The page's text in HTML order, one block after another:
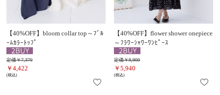
【40%OFF】bloom collar top～ﾌﾞﾙ
ｰﾑｶﾗｰﾄｯﾌﾟ
定価￥7,370
￥4,422
(税込)
【40%OFF】flower shower onepiece
～ﾌﾗﾜｰｼｬﾜｰﾜﾝﾋﾟｰｽ
定価￥9,900
￥5,940
(税込)